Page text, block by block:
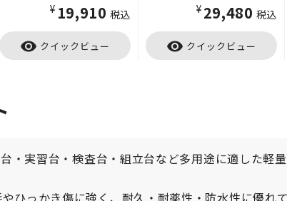
¥19,910 税込
visibility クイックビュー
¥29,480 税込
visibility クイックビュー
・実習台・検査台・組立台など多用途に適した
ひっかき傷に強く、耐久・耐薬性・防水性に優れ